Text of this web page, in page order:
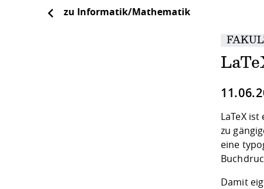
zu Informatik/Mathematik
LaTeX
zu
eine
Damit